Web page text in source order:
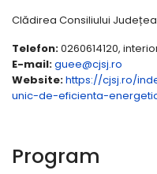
Clădirea Consiliului
Telefon:0260614120,
E-mail:guee@cjsj.ro
Website:https://cjsj.ro/
unic-de-eficienta-
Program